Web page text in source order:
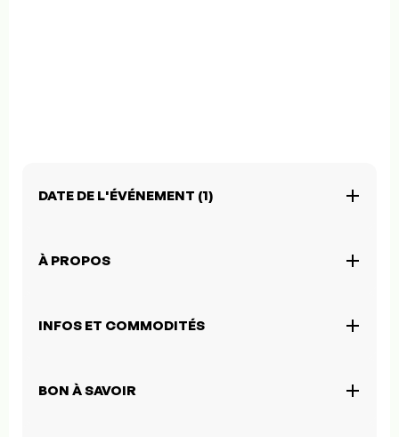
DATE DE L'ÉVÉNEMENT (1)
À PROPOS
INFOS ET COMMODITÉS
BON À SAVOIR